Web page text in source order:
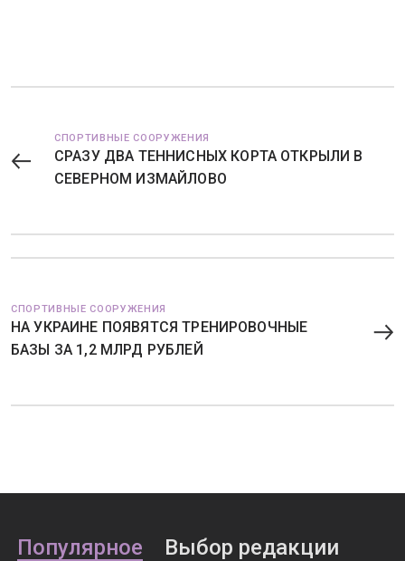
СПОРТИВНЫЕ СООРУЖЕНИЯ
СРАЗУ ДВА ТЕННИСНЫХ КОРТА ОТКРЫЛИ В
СЕВЕРНОМ ИЗМАЙЛОВО
СПОРТИВНЫЕ СООРУЖЕНИЯ
НА УКРАИНЕ ПОЯВЯТСЯ ТРЕНИРОВОЧНЫЕ
БАЗЫ ЗА 1,2 МЛРД РУБЛЕЙ
Популярное Выбор редакции